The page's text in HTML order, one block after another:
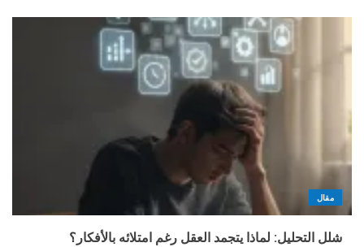
مقال
شلل التحليل: لماذا يتجمد العقل رغم امتلائه بالأفكار؟